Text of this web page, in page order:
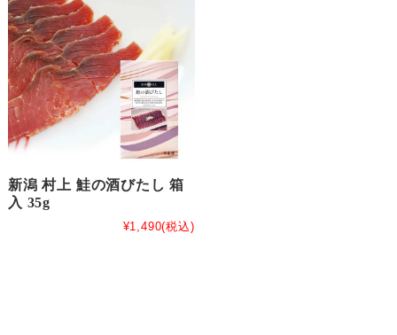
新潟 村上 鮭の酒びたし 箱
入 35g
¥1,490(税込)